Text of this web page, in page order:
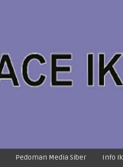
Pedoman Media Siber Info